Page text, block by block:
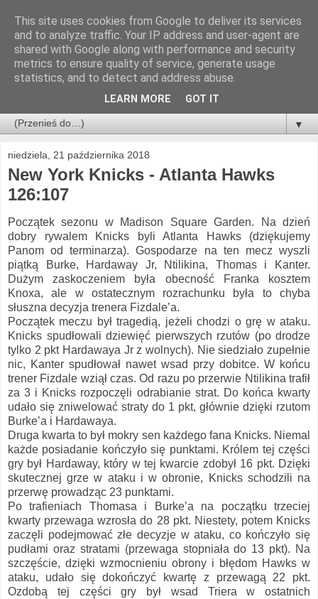
▼
niedziela, 21 października 2018
New York Knicks - Atlanta Hawks
126:107
Początek sezonu w Madison Square Garden. Na dzień
dobry rywalem Knicks byli Atlanta Hawks (dziękujemy
Panom od terminarza). Gospodarze na ten mecz wyszli
piątką Burke, Hardaway Jr, Ntilikina, Thomas i Kanter.
Dużym zaskoczeniem była obecność Franka kosztem
Knoxa, ale w ostatecznym rozrachunku była to chyba
słuszna decyzja trenera Fizdale’a.
Początek meczu był tragedią, jeżeli chodzi o grę w ataku.
Knicks spudłowali dziewięć pierwszych rzutów (po drodze
tylko 2 pkt Hardawaya Jr z wolnych). Nie siedziało zupełnie
nic, Kanter spudłował nawet wsad przy dobitce. W końcu
trener Fizdale wziął czas. Od razu po przerwie Ntilikina trafił
za 3 i Knicks rozpoczęli odrabianie strat. Do końca kwarty
udało się zniwelować straty do 1 pkt, głównie dzięki rzutom
Burke’a i Hardawaya.
Druga kwarta to był mokry sen każdego fana Knicks. Niemal
każde posiadanie kończyło się punktami. Królem tej części
gry był Hardaway, który w tej kwarcie zdobył 16 pkt. Dzięki
skutecznej grze w ataku i w obronie, Knicks schodzili na
przerwę prowadząc 23 punktami.
Po trafieniach Thomasa i Burke’a na początku trzeciej
kwarty przewaga wzrosła do 28 pkt. Niestety, potem Knicks
zaczęli podejmować złe decyzje w ataku, co kończyło się
pudłami oraz stratami (przewaga stopniała do 13 pkt). Na
szczęście, dzięki wzmocnieniu obrony i błędom Hawks w
ataku, udało się dokończyć kwartę z przewagą 22 pkt.
Ozdobą tej części gry był wsad Triera w ostatnich
This site uses cookies from Google to deliver its services
and to analyze traffic. Your IP address and user-agent are
shared with Google along with performance and security
metrics to ensure quality of service, generate usage
statistics, and to detect and address abuse.
LEARN MORE GOT IT